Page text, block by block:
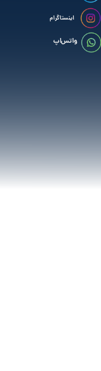
اینستاگرام
واتس اپ